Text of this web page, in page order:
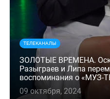
ТЕЛЕКАНАЛЫ
ЗОЛОТЫЕ ВРЕМЕНА.
Разыграев и Липа
воспоминания о «МУЗ-
09 октября, 2024